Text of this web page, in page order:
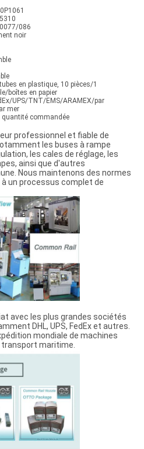
086
noir
en plastique, 10 pièces/1
boîtes en papier
UPS/TNT/EMS/ARAMEX/par
mer
quantité commandée
professionnel et fiable de
les buses à rampe
les cales de réglage, les
ainsi que d'autres
Nous maintenons des normes
un processus complet de
avec les plus grandes sociétés
DHL, UPS, FedEx et autres.
mondiale de machines
maritime.